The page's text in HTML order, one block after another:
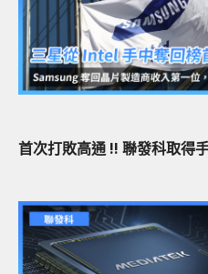
首次打敗高通 !! 聯發科取得